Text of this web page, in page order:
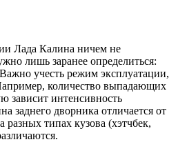
Лада Калина ничем не
лишь заранее определиться:
учесть режим эксплуатации,
количество выпадающих
зависит интенсивность
заднего дворника отличается от
типах кузова (хэтчбек,